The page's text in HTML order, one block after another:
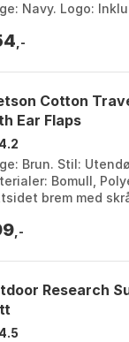
Navy. Logo:
,-
Cotton
Ear Flaps
4.2
Brun. Stil:
Bomull,
brem med
,-
Research
4.5